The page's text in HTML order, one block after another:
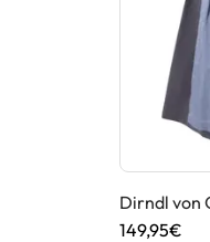
Dirndl von
149,95€